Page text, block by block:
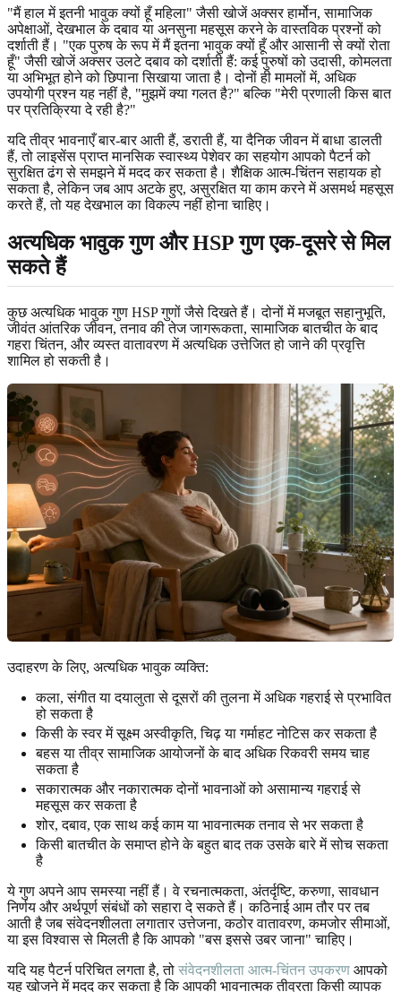
"मैं हाल में इतनी भावुक क्यों हूँ महिला" जैसी खोजें अक्सर हार्मोन, सामाजिक
अपेक्षाओं, देखभाल के दबाव या अनसुना महसूस करने के वास्तविक प्रश्नों को
दर्शाती हैं। "एक पुरुष के रूप में मैं इतना भावुक क्यों हूँ और आसानी से क्यों रोता
हूँ" जैसी खोजें अक्सर उलटे दबाव को दर्शाती हैं: कई पुरुषों को उदासी, कोमलता
या अभिभूत होने को छिपाना सिखाया जाता है। दोनों ही मामलों में, अधिक
उपयोगी प्रश्न यह नहीं है, "मुझमें क्या गलत है?" बल्कि "मेरी प्रणाली किस बात
पर प्रतिक्रिया दे रही है?"
यदि तीव्र भावनाएँ बार-बार आती हैं, डराती हैं, या दैनिक जीवन में बाधा डालती
हैं, तो लाइसेंस प्राप्त मानसिक स्वास्थ्य पेशेवर का सहयोग आपको पैटर्न को
सुरक्षित ढंग से समझने में मदद कर सकता है। शैक्षिक आत्म-चिंतन सहायक हो
सकता है, लेकिन जब आप अटके हुए, असुरक्षित या काम करने में असमर्थ महसूस
करते हैं, तो यह देखभाल का विकल्प नहीं होना चाहिए।
अत्यधिक भावुक गुण और HSP गुण एक-दूसरे से मिल
सकते हैं
कुछ अत्यधिक भावुक गुण HSP गुणों जैसे दिखते हैं। दोनों में मजबूत सहानुभूति,
जीवंत आंतरिक जीवन, तनाव की तेज जागरूकता, सामाजिक बातचीत के बाद
गहरा चिंतन, और व्यस्त वातावरण में अत्यधिक उत्तेजित हो जाने की प्रवृत्ति
शामिल हो सकती है।
उदाहरण के लिए, अत्यधिक भावुक व्यक्ति:
कला, संगीत या दयालुता से दूसरों की तुलना में अधिक गहराई से प्रभावित
हो सकता है
किसी के स्वर में सूक्ष्म अस्वीकृति, चिढ़ या गर्माहट नोटिस कर सकता है
बहस या तीव्र सामाजिक आयोजनों के बाद अधिक रिकवरी समय चाह
सकता है
सकारात्मक और नकारात्मक दोनों भावनाओं को असामान्य गहराई से
महसूस कर सकता है
शोर, दबाव, एक साथ कई काम या भावनात्मक तनाव से भर सकता है
किसी बातचीत के समाप्त होने के बहुत बाद तक उसके बारे में सोच सकता
है
ये गुण अपने आप समस्या नहीं हैं। वे रचनात्मकता, अंतर्दृष्टि, करुणा, सावधान
निर्णय और अर्थपूर्ण संबंधों को सहारा दे सकते हैं। कठिनाई आम तौर पर तब
आती है जब संवेदनशीलता लगातार उत्तेजना, कठोर वातावरण, कमजोर सीमाओं,
या इस विश्वास से मिलती है कि आपको "बस इससे उबर जाना" चाहिए।
यदि यह पैटर्न परिचित लगता है, तो संवेदनशीलता आत्म-चिंतन उपकरण आपको
यह खोजने में मदद कर सकता है कि आपकी भावनात्मक तीव्रता किसी व्यापक